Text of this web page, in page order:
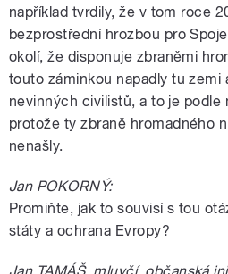
například tvrdily, že v tom roce
bezprostřední hrozbou pro
okolí, že disponuje zbraněmi
touto záminkou napadly tu zemi
nevinných civilistů, a to je podle
protože ty zbraně hromadného
nenašly.
Jan POKORNÝ:
Promiňte, jak to souvisí s tou
státy a ochrana Evropy?